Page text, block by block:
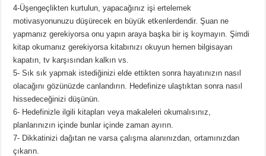
4-Üşengeçlikten kurtulun, yapacağınız işi ertelemek
motivasyonunuzu düşürecek en büyük etkenlerdendir. Şuan ne
yapmanız gerekiyorsa onu yapın araya başka bir iş koymayın. Şimdi
kitap okumanız gerekiyorsa kitabınızı okuyun hemen bilgisayarı
kapatın, tv karşısından kalkın vs.
5- Sık sık yapmak istediğinizi elde ettikten sonra hayatınızın nasıl
olacağını gözünüzde canlandırın. Hedefinize ulaştıktan sonra nasıl
hissedeceğinizi düşünün.
6- Hedefinizle ilgili kitapları veya makaleleri okumalısınız,
planlarınızın içinde bunlar içinde zaman ayırın.
7- Dikkatinizi dağıtan ne varsa çalışma alanınızdan, ortamınızdan
çıkarın.